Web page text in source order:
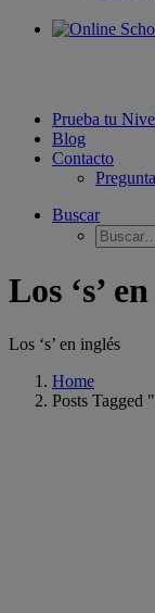
Prueba tu
Blog
Contacto
Buscar
Los ‘s’
Los ‘s’ en inglés
Home
Posts Tagged